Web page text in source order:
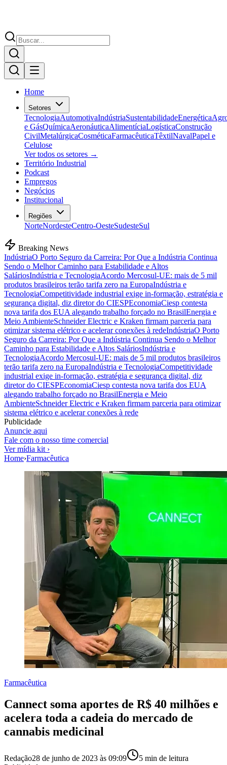
Home
Setores
TecnologiaAutomotivaIndústriaSustentabilidadeEnergética
e GásQuímicaAeronáuticaAlimentíciaLogísticaConstrução
CivilMetalúrgicaCosméticaFarmacêuticaTêxtilNavalPapel e
Celulose
Ver todos os setores →
Território Industrial
Podcast
Empregos
Negócios
Institucional
Regiões
NorteNordesteCentro-OesteSudesteSul
Breaking News
IndústriaO Porto Seguro da Carreira: Por Que a Indústria Continua
Sendo o Melhor Caminho para Estabilidade e Altos
SaláriosIndústria e TecnologiaAcordo Mercosul-UE: mais de 5 mil
produtos brasileiros terão tarifa zero na EuropaIndústria e
TecnologiaCompetitividade industrial exige in-formação, estratégia e
segurança digital, diz diretor do CIESPEconomiaCiesp contesta
nova tarifa dos EUA alegando trabalho forçado no BrasilEnergia e
Meio AmbienteSchneider Electric e Kraken firmam parceria para
otimizar sistema elétrico e acelerar conexões à redeIndústriaO Porto
Seguro da Carreira: Por Que a Indústria Continua Sendo o Melhor
Caminho para Estabilidade e Altos SaláriosIndústria e
TecnologiaAcordo Mercosul-UE: mais de 5 mil produtos brasileiros
terão tarifa zero na EuropaIndústria e TecnologiaCompetitividade
industrial exige in-formação, estratégia e segurança digital, diz
diretor do CIESPEconomiaCiesp contesta nova tarifa dos EUA
alegando trabalho forçado no BrasilEnergia e Meio
AmbienteSchneider Electric e Kraken firmam parceria para otimizar
sistema elétrico e acelerar conexões à rede
Publicidade
Anuncie aqui
Fale com o nosso time comercial
Ver mídia kit ›
Home›Farmacêutica
Farmacêutica
Cannect soma aportes de R$ 40 milhões e
acelera toda a cadeia do mercado de
cannabis medicinal
Redação28 de junho de 2023 às 09:09 5 min de leitura